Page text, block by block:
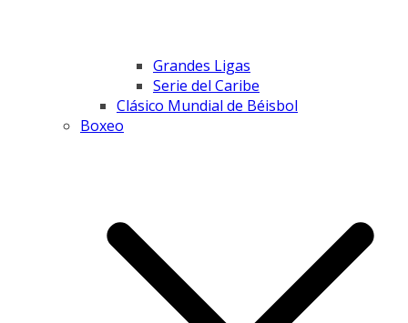
Grandes Ligas
Serie del Caribe
Clásico Mundial de Béisbol
Boxeo